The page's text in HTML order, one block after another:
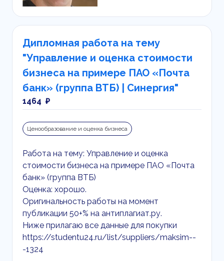
Дипломная работа на тему
"Управление и оценка стоимости
бизнеса на примере ПАО «Почта
банк» (группа ВТБ) | Синергия"
1464 ₽
Ценообразование и оценка бизнеса
Работа на тему: Управление и оценка
стоимости бизнеса на примере ПАО «Почта
банк» (группа ВТБ)
Оценка: хорошо.
Оригинальность работы на момент
публикации 50+% на антиплагиат.ру.
Ниже прилагаю все данные для покупки
https://studentu24.ru/list/suppliers/maksim--
-1324